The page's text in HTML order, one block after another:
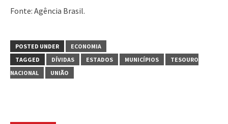
Fonte: Agência Brasil.
POSTED UNDER
ECONOMIA
TAGGED
DÍVIDAS ESTADOS MUNICÍPIOS
TESOURO
NACIONAL
UNIÃO